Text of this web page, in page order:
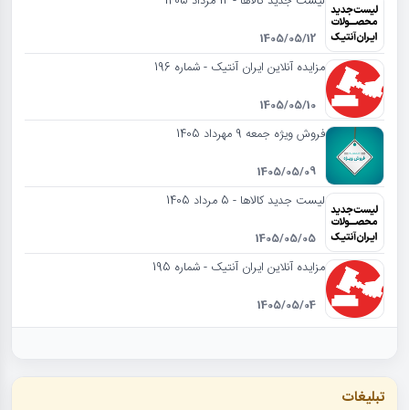
1405/05/12
مزایده آنلاین ایران آنتیک - شماره 196
1405/05/10
فروش ویژه جمعه 9 مهرداد 1405
1405/05/09
لیست جدید کالاها - 5 مرداد 1405
1405/05/05
مزایده آنلاین ایران آنتیک - شماره 195
1405/05/04
تبلیغات